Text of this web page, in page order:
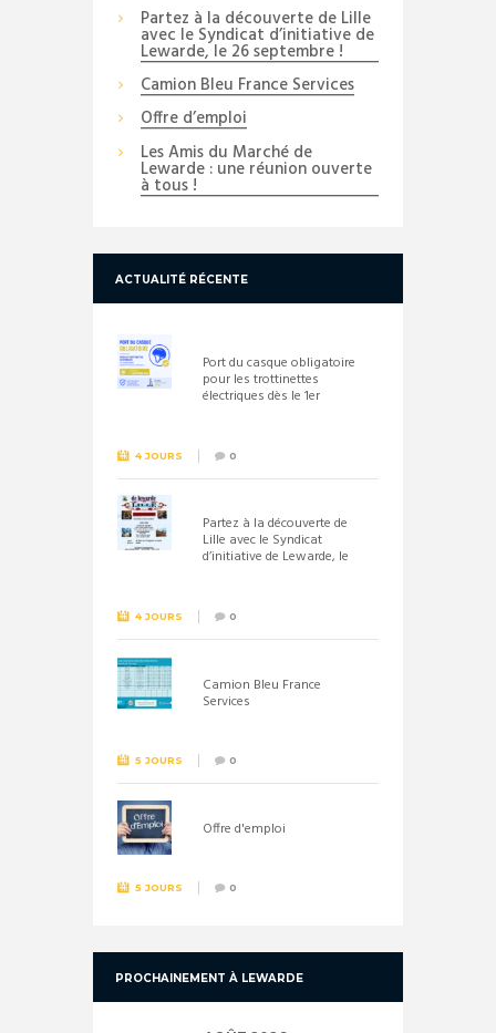
Partez à la découverte de Lille
avec le Syndicat d’initiative de
Lewarde, le 26 septembre !
Camion Bleu France Services
Offre d’emploi
Les Amis du Marché de
Lewarde : une réunion ouverte
à tous !
ACTUALITÉ RÉCENTE
Port du casque obligatoire
pour les trottinettes
électriques dès le 1er
4 JOURS 0
Partez à la découverte de
Lille avec le Syndicat
d’initiative de Lewarde, le
4 JOURS 0
Camion Bleu France
Services
5 JOURS 0
Offre d'emploi
5 JOURS 0
PROCHAINEMENT À LEWARDE